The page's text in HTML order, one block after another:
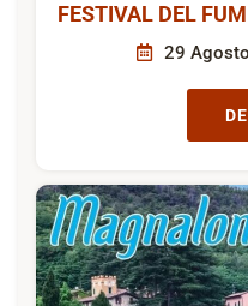
FESTIVAL DEL
29